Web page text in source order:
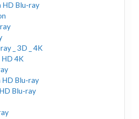
HD Blu-ray
_ 3D _ 4K
4K
HD Blu-ray
Blu-ray